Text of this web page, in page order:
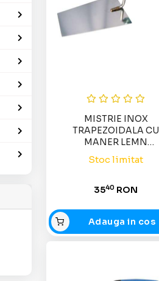
MISTRIE INOX
TRAPEZOIDALA CU
MANER LEMN
180X120X90MM
Stoc limitat
3540 RON
Adauga in cos